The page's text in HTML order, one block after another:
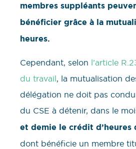
membres suppléants
bénéficier grâce à la
heures.
Cependant, selon l’article
du travail, la mutualisation
délégation ne doit pas
du CSE à détenir, dans le
et demie le crédit d’heures
dont bénéficie un membre